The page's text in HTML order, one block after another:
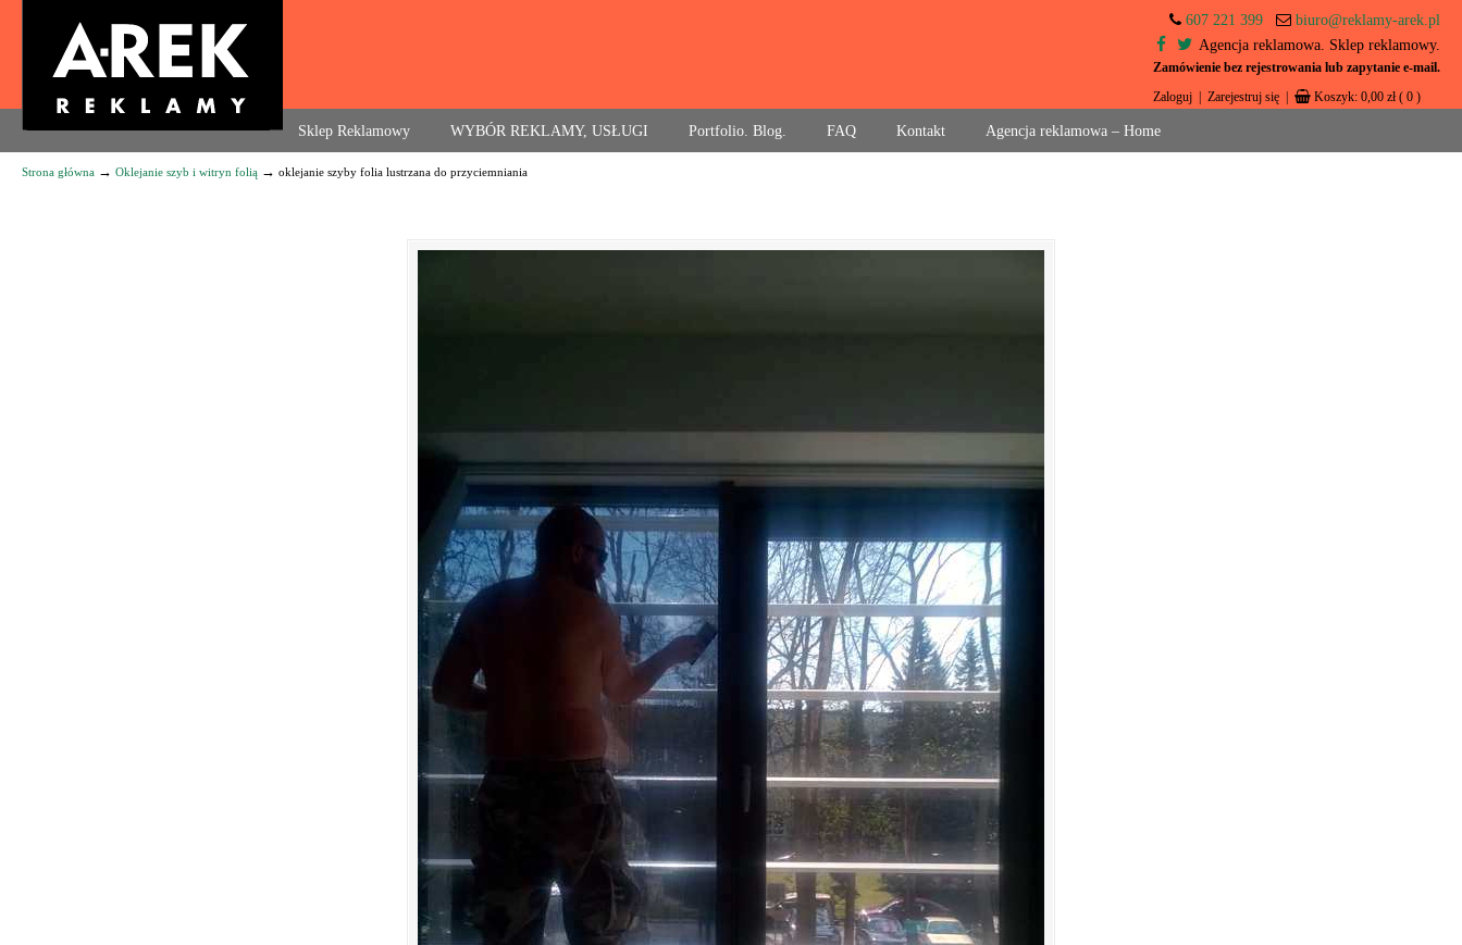
Agencja reklamowa. Reklama – usługi, druk
607 221 399
biuro@reklamy-arek.pl
Agencja reklamowa. Sklep reklamowy.
Zamówienie bez rejestrowania lub zapytanie e-mail.
Zaloguj Zarejestruj się Koszyk: 0,00 zł ( 0 )
Sklep Reklamowy WYBÓR REKLAMY, USŁUGI Portfolio. Blog. FAQ Kontakt Agencja reklamowa – Home
Navigation
Strona główna → Oklejanie szyb i witryn folią → oklejanie szyby folia lustrzana do przyciemniania